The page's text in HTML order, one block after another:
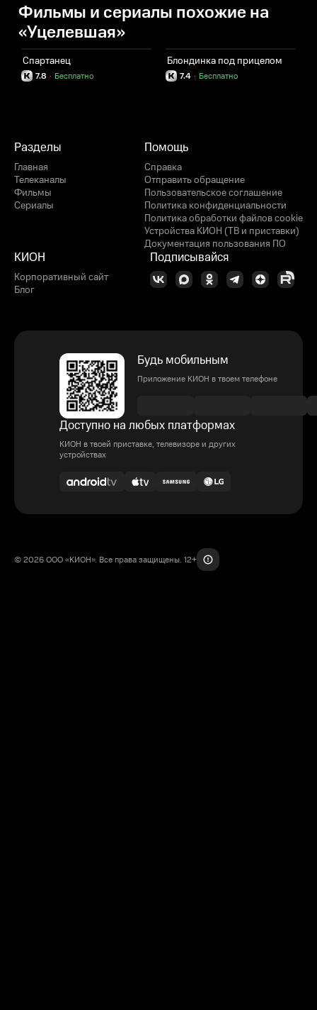
Фильмы и сериалы похожие на
«Уцелевшая»
Спартанец
7.8 Бесплатно
·
Блондинка под прицелом
7.4 Бесплатно
·
Разделы
Главная
Телеканалы
Фильмы
Сериалы
Помощь
Справка
Отправить обращение
Пользовательское соглашение
Политика конфиденциальности
Политика обработки файлов cookie
Устройства КИОН (ТВ и приставки)
Документация пользования ПО
КИОН
Корпоративный сайт
Блог
Подписывайся
Будь мобильным
Приложение КИОН в твоем телефоне
Доступно на любых платформах
КИОН в твоей приставке, телевизоре и других
устройствах
© 2026 ООО «КИОН». Все права защищены. 12+